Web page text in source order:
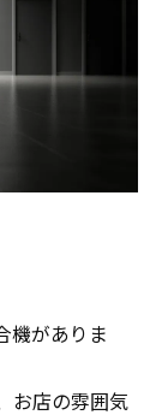
機がありま
お店の雰囲気